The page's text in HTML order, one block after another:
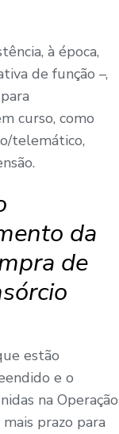
à época,
de função –,
curso, como
telemático,
da
de
estão
e o
na Operação
prazo para